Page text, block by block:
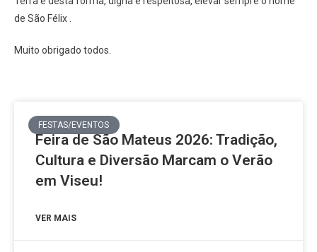
de São Félix .
Muito obrigado todos.
FESTAS/EVENTOS
Feira de São Mateus 2026: Tradição,
Cultura e Diversão Marcam o Verão
em Viseu!
VER MAIS